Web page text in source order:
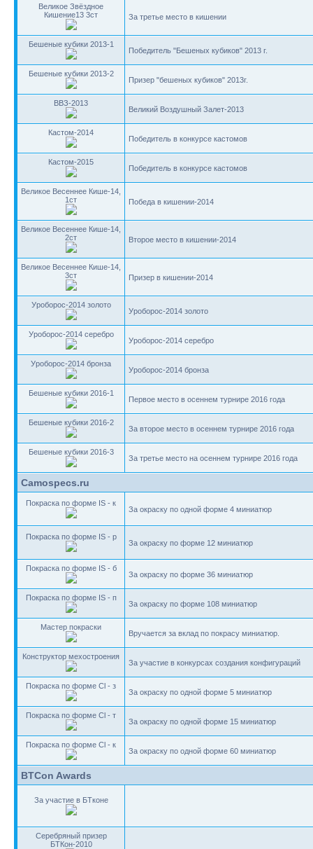
Великое Звёздное
Кишение13 3ст
За третье место в кишении
Бешеные кубики 2013-1
Победитель "Бешеных кубиков" 2013 г.
Бешеные кубики 2013-2
Призер "бешеных кубиков" 2013г.
ВВЗ-2013
Великий Воздушный Залет-2013
Кастом-2014
Победитель в конкурсе кастомов
Кастом-2015
Победитель в конкурсе кастомов
Великое Весеннее Кише-14,
1ст
Победа в кишении-2014
Великое Весеннее Кише-14,
2ст
Второе место в кишении-2014
Великое Весеннее Кише-14,
3ст
Призер в кишении-2014
Уроборос-2014 золото
Уроборос-2014 золото
Уроборос-2014 серебро
Уроборос-2014 серебро
Уроборос-2014 бронза
Уроборос-2014 бронза
Бешеные кубики 2016-1
Первое место в осеннем турнире 2016 года
Бешеные кубики 2016-2
За второе место в осеннем турнире 2016 года
Бешеные кубики 2016-3
За третье место на осеннем турнире 2016 года
Camospecs.ru
Покраска по форме IS - к
За окраску по одной форме 4 миниатюр
Покраска по форме IS - р
За окраску по форме 12 миниатюр
Покраска по форме IS - б
За окраску по форме 36 миниатюр
Покраска по форме IS - п
За окраску по форме 108 миниатюр
Мастер покраски
Вручается за вклад по покрасу миниатюр.
Конструктор мехостроения
За участие в конкурсах создания конфигураций
Покраска по форме Cl - з
За окраску по одной форме 5 миниатюр
Покраска по форме Cl - т
За окраску по одной форме 15 миниатюр
Покраска по форме Cl - к
За окраску по одной форме 60 миниатюр
BTCon Awards
За участие в БТконе
Серебряный призер
БТКон-2010